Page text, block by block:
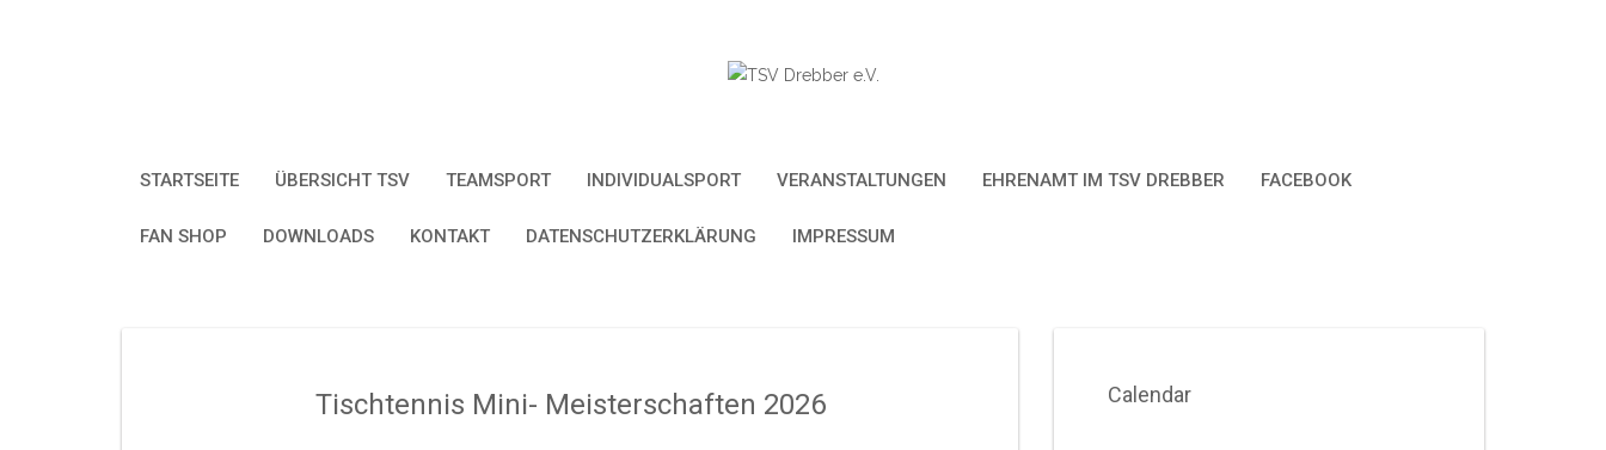
STARTSEITE ÜBERSICHT TSV TEAMSPORT INDIVIDUALSPORT VERANSTALTUNGEN EHRENAMT IM TSV DREBBER FACEBOOK
FAN SHOP DOWNLOADS KONTAKT DATENSCHUTZERKLÄRUNG IMPRESSUM
Tischtennis Mini- Meisterschaften 2026 Calendar